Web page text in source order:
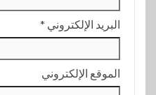
البريد الإلكتروني *
الموقع الإلكتروني